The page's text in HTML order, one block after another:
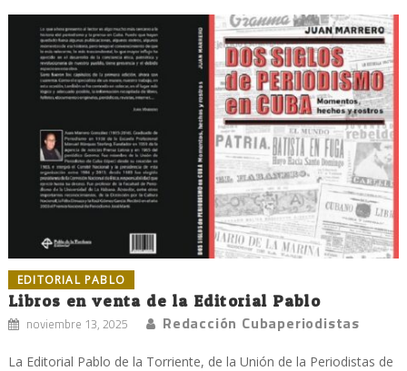
EDITORIAL PABLO
Libros en venta de la Editorial Pablo
noviembre 13, 2025 Redacción Cubaperiodistas
La Editorial Pablo de la Torriente, de la Unión de la Periodistas de